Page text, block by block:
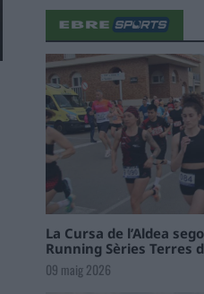
La Cursa de l’Aldea
Running Sèries Terres
09 maig 2026